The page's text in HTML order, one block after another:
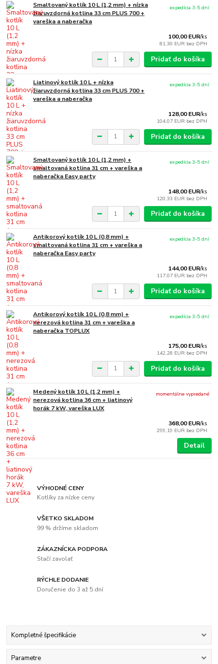
Smaltovaný kotlík 10 L (1,2 mm) + nízka
žiaruvzdorná kotlina 33 cm PLUS 700 +
vareška a naberačka
100,00 EUR/ks
81,30 EUR bez DPH
expedícia 3-5 dní
Pridať do košíka
Liatinový kotlík 10 L + nízka
žiaruvzdorná kotlina 33 cm PLUS 700 +
vareška a naberačka
128,00 EUR/ks
104,07 EUR bez DPH
expedícia 3-5 dní
Pridať do košíka
Smaltovaný kotlík 10 L (1,2 mm) +
smaltovaná kotlina 31 cm + vareška a
naberačka Easy party
148,00 EUR/ks
120,33 EUR bez DPH
expedícia 3-5 dní
Pridať do košíka
Antikorový kotlík 10 L (0,8 mm) +
smaltovaná kotlina 31 cm + vareška a
naberačka Easy party
144,00 EUR/ks
117,07 EUR bez DPH
expedícia 3-5 dní
Pridať do košíka
Antikorový kotlík 10 L (0,8 mm) +
nerezová kotlina 31 cm + vareška a
naberačka TOPLUX
175,00 EUR/ks
142,28 EUR bez DPH
expedícia 3-5 dní
Pridať do košíka
Medený kotlík 10 L (1,2 mm) +
nerezová kotlina 36 cm + liatinový
horák 7 kW, vareška LUX
368,00 EUR/ks
299,19 EUR bez DPH
momentálne vypredané
Detail
VÝHODNÉ CENY
Kotlíky za nízke ceny
VŠETKO SKLADOM
99 % držíme skladom
ZÁKAZNÍCKA PODPORA
Stačí zavolať
RÝCHLE DODANIE
Doručenie do 3 až 5 dní
Kompletné špecifikácie
Parametre